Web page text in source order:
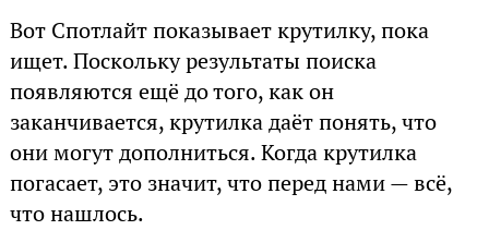
Вот Спотлайт показывает крутилку, пока
ищет. Поскольку результаты поиска
появляются ещё до того, как он
заканчивается, крутилка даёт понять, что
они могут дополниться. Когда крутилка
погасает, это значит, что перед нами — всё,
что нашлось.